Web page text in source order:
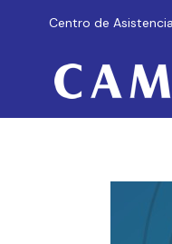
Centro de